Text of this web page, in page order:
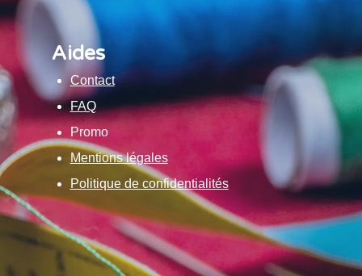
Aides
Contact
FAQ
Promo
Mentions légales
Politique de confidentialités